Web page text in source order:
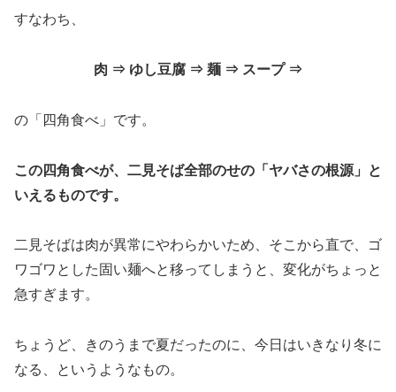
すなわち、
肉 ⇒ ゆし豆腐 ⇒ 麺 ⇒ スープ ⇒
の「四角食べ」です。
この四角食べが、二見そば全部のせの「ヤバさの根源」と
いえるものです。
二見そばは肉が異常にやわらかいため、そこから直で、ゴ
ワゴワとした固い麺へと移ってしまうと、変化がちょっと
急すぎます。
ちょうど、きのうまで夏だったのに、今日はいきなり冬に
なる、というようなもの。